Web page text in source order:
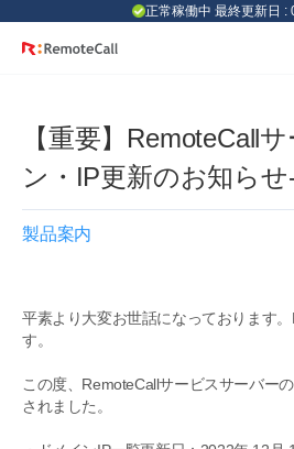
正常稼働中 最終更新日 :
【重要】RemoteCall
ン・IP更新のお知らせ
製品案内
平素より大変お世話になっております
す。
この度、RemoteCallサービスサーバー
されました。